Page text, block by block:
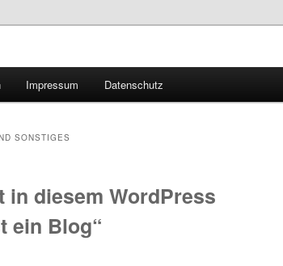
Impressum Datenschutz
SONSTIGES
diesem WordPress
ein Blog“